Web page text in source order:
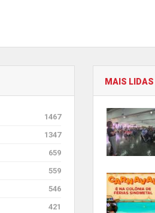
1467
1347
659
559
546
421
MAIS LIDAS